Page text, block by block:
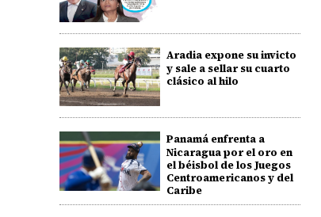
Aradia expone su invicto
y sale a sellar su cuarto
clásico al hilo
Panamá enfrenta a
Nicaragua por el oro en
el béisbol de los Juegos
Centroamericanos y del
Caribe